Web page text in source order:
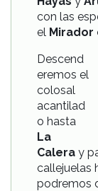
con las
el Mirador
Descend
eremos el
colosal
acantilad
o hasta
La
Calera y
callejuelas
podremos